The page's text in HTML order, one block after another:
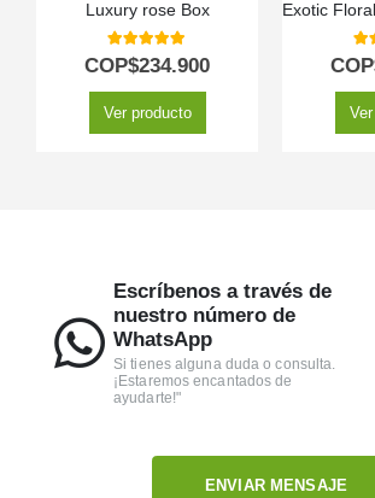
Luxury rose Box
5.00out of 5
COP$234.900
Ver producto
Escríbenos a través de
nuestro número de
WhatsApp
Si tienes alguna duda o consulta.
¡Estaremos encantados de
ayudarte!"
ENVIAR MENSAJE